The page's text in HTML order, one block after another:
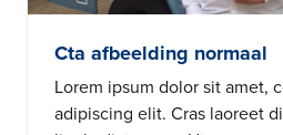
Cta afbeelding normaal
Lorem ipsum dolor sit amet,
adipiscing elit. Cras laoreet